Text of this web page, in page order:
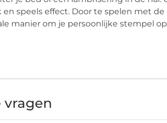
speels effect. Door te spelen met
manier om je persoonlijke stempel
vragen